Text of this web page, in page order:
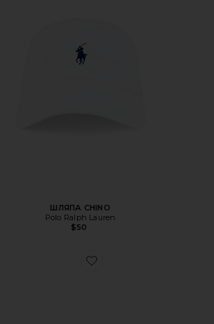
ШЛЯПА CHINO
Polo Ralph Lauren
$50
Favorite КРОССОВКИ CLOUD X 4